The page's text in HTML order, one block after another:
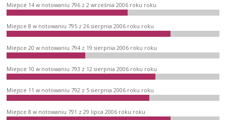
Miejsce 14 w notowaniu 796 z 2 września 2006 roku roku
Miejsce 8 w notowaniu 795 z 26 sierpnia 2006 roku roku
Miejsce 20 w notowaniu 794 z 19 sierpnia 2006 roku roku
Miejsce 10 w notowaniu 793 z 12 sierpnia 2006 roku roku
Miejsce 11 w notowaniu 792 z 5 sierpnia 2006 roku roku
Miejsce 8 w notowaniu 791 z 29 lipca 2006 roku roku